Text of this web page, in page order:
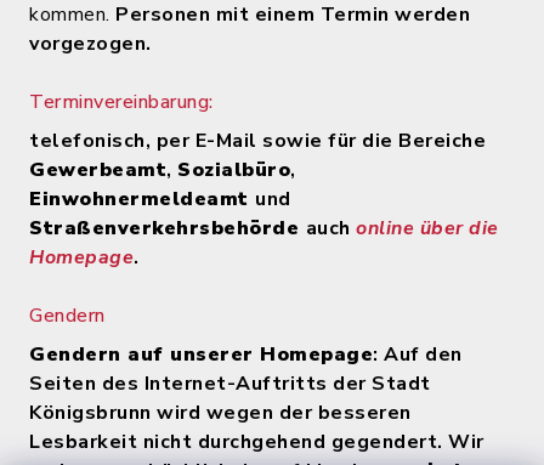
kommen. Personen mit einem Termin werden
vorgezogen.
Terminvereinbarung:
telefonisch, per E-Mail sowie für die Bereiche
Gewerbeamt, Sozialbüro,
Einwohnermeldeamt und
Straßenverkehrsbehörde auch online über die
Homepage.
Gendern
Gendern auf unserer Homepage: Auf den
Seiten des Internet-Auftritts der Stadt
Königsbrunn wird wegen der besseren
Lesbarkeit nicht durchgehend gegendert. Wir